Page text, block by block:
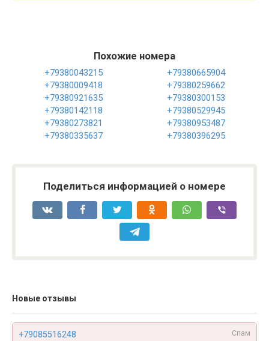
Похожие номера
+79380043215
+79380665904
+79380009418
+79380259662
+79380921635
+79380300153
+79380142118
+79380529945
+79380273821
+79380953487
+79380335637
+79380396295
Поделиться информацией о номере
Новые отзывы
+79085516248 Спам